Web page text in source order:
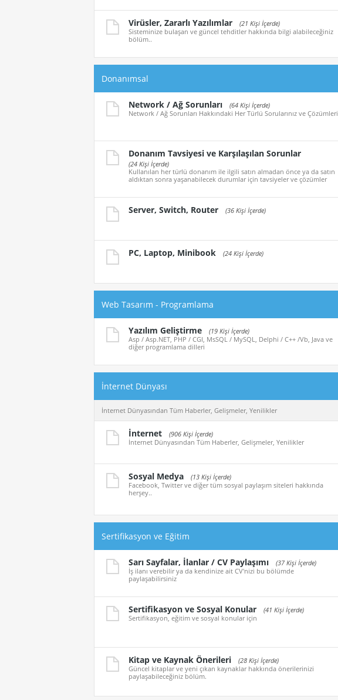
Virüsler, Zararlı Yazılımlar
(21 Kişi İçerde)
Sisteminize bulaşan ve güncel tehditler hakkında bilgi alabileceğiniz
bölüm..
Donanımsal
Network / Ağ Sorunları
(64 Kişi İçerde)
Network / Ağ Sorunları Hakkındaki Her Türlü Sorularınız ve Çözümleri
Donanım Tavsiyesi ve Karşılaşılan Sorunlar
(24 Kişi İçerde)
Kullanılan her türlü donanım ile ilgili satın almadan önce ya da satın
aldıktan sonra yaşanabilecek durumlar için tavsiyeler ve çözümler
Server, Switch, Router (36 Kişi İçerde)
PC, Laptop, Minibook (24 Kişi İçerde)
Web Tasarım - Programlama
Yazılım Geliştirme
(19 Kişi İçerde)
Asp / Asp.NET, PHP / CGI, MsSQL / MySQL, Delphi / C++ /Vb, Java ve
diğer programlama dilleri
İnternet Dünyası
İnternet Dünyasından Tüm Haberler, Gelişmeler, Yenilikler
İnternet
(906 Kişi İçerde)
İnternet Dünyasından Tüm Haberler, Gelişmeler, Yenilikler
Sosyal Medya
(13 Kişi İçerde)
Facebook, Twitter ve diğer tüm sosyal paylaşım siteleri hakkında
herşey..
Sertifikasyon ve Eğitim
Sarı Sayfalar, İlanlar / CV Paylaşımı
(37 Kişi İçerde)
İş ilanı verebilir ya da kendinize ait CV'nizi bu bölümde
paylaşabilirsiniz
Sertifikasyon ve Sosyal Konular
(41 Kişi İçerde)
Sertifikasyon, eğitim ve sosyal konular için
Kitap ve Kaynak Önerileri
(28 Kişi İçerde)
Güncel kitaplar ve yeni çıkan kaynaklar hakkında önerilerinizi
paylaşabileceğiniz bölüm.